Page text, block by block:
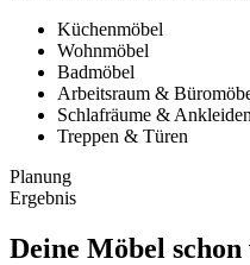
Küchenmöbel
Wohnmöbel
Badmöbel
Arbeitsraum &
Schlafräume & Ankleiden
Treppen & Türen
Planung
Ergebnis
Deine Möbel